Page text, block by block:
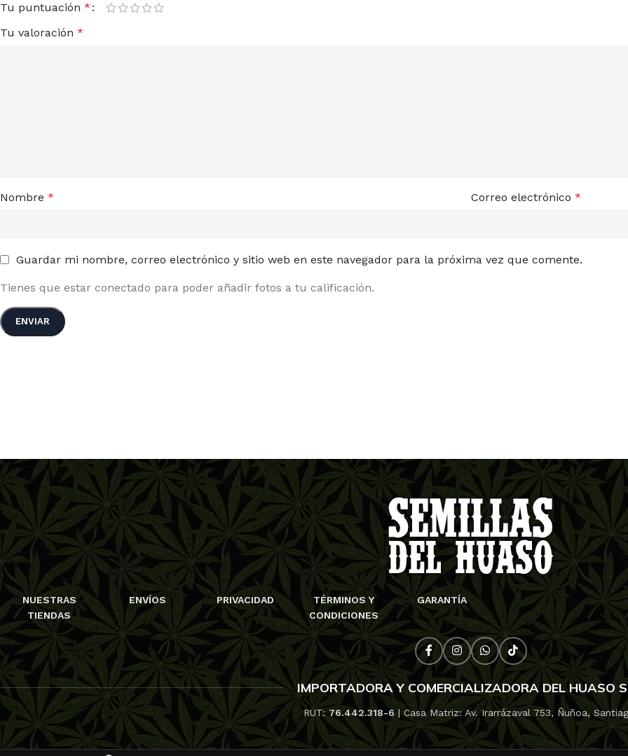
Tu puntuación *
Tu valoración *
Nombre * Correo electrónico *
Guardar mi nombre, correo electrónico y sitio web en este navegador para la próxima vez que comente.
Tienes que estar conectado para poder añadir fotos a tu calificación.
NUESTRAS
TIENDAS
ENVÍOS PRIVACIDAD
TÉRMINOS Y
CONDICIONES
GARANTÍA
IMPORTADORA Y COMERCIALIZADORA DEL HUASO
RUT:76.442.318-6 | Casa Matriz: Av. Irarrázaval 753, Ñuñoa,